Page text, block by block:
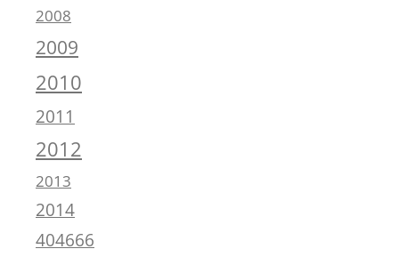
2008
2009
2010
2011
2012
2013
2014
404666